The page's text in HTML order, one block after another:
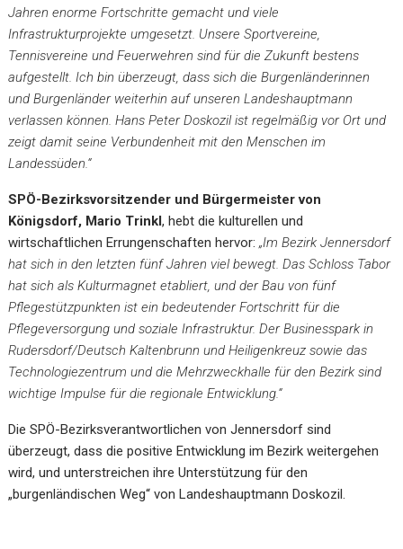
Jahren enorme Fortschritte gemacht und viele
Infrastrukturprojekte umgesetzt. Unsere Sportvereine,
Tennisvereine und Feuerwehren sind für die Zukunft bestens
aufgestellt. Ich bin überzeugt, dass sich die Burgenländerinnen
und Burgenländer weiterhin auf unseren Landeshauptmann
verlassen können. Hans Peter Doskozil ist regelmäßig vor Ort und
zeigt damit seine Verbundenheit mit den Menschen im
Landessüden.“
SPÖ-Bezirksvorsitzender und Bürgermeister von
Königsdorf, Mario Trinkl, hebt die kulturellen und
wirtschaftlichen Errungenschaften hervor:„Im Bezirk Jennersdorf
hat sich in den letzten fünf Jahren viel bewegt. Das Schloss Tabor
hat sich als Kulturmagnet etabliert, und der Bau von fünf
Pflegestützpunkten ist ein bedeutender Fortschritt für die
Pflegeversorgung und soziale Infrastruktur. Der Businesspark in
Rudersdorf/Deutsch Kaltenbrunn und Heiligenkreuz sowie das
Technologiezentrum und die Mehrzweckhalle für den Bezirk sind
wichtige Impulse für die regionale Entwicklung.“
Die SPÖ-Bezirksverantwortlichen von Jennersdorf sind
überzeugt, dass die positive Entwicklung im Bezirk weitergehen
wird, und unterstreichen ihre Unterstützung für den
„burgenländischen Weg“ von Landeshauptmann Doskozil.